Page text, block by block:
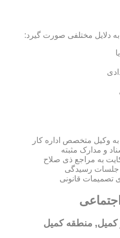
دلایل مختلفی صورت گیرد:
وکیل متخصص اداره کار
و مدارک مثبته
به مراجع ذی صلاح
جلسات رسیدگی
تصمیمات قانونی
کمیل, منطقه کمیل